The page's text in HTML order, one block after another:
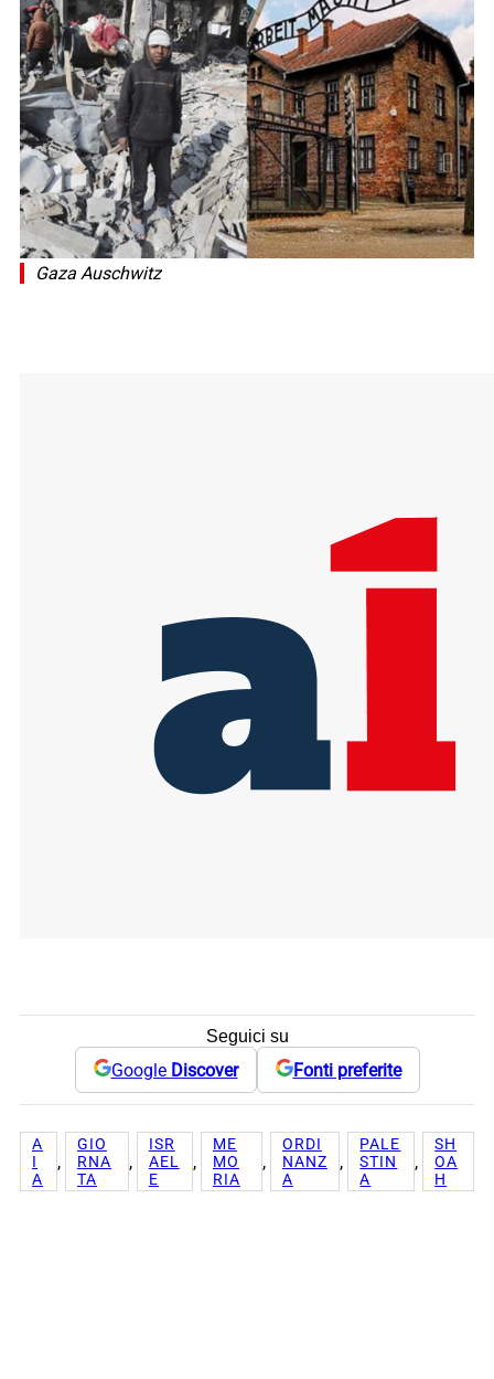
Gaza Auschwitz
Seguici su
Google Discover Fonti preferite
A
I
A
,
GIO
RNA
TA
,
ISR
AEL
E
,
ME
MO
RIA
,
ORDI
NANZ
A
,
PALE
STIN
A
,
SH
OA
H